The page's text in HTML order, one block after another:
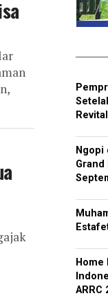
Ngopi
Home
ARRC